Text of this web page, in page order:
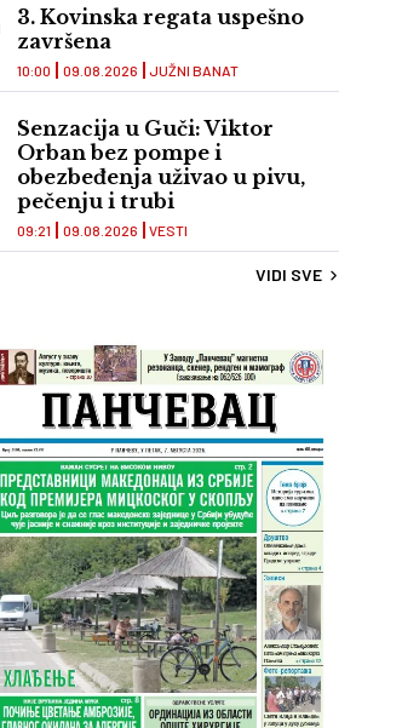
3. Kovinska regata uspešno
završena
JUŽNI BANAT
10:00 09.08.2026
Senzacija u Guči: Viktor
Orban bez pompe i
obezbeđenja uživao u pivu,
pečenju i trubi
VESTI
09:21 09.08.2026
VIDI SVE